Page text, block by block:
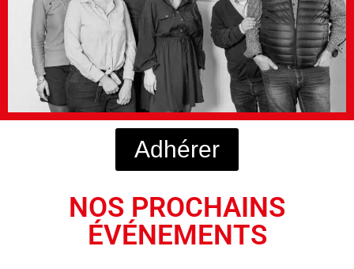
Adhérer
NOS PROCHAINS
ÉVÉNEMENTS